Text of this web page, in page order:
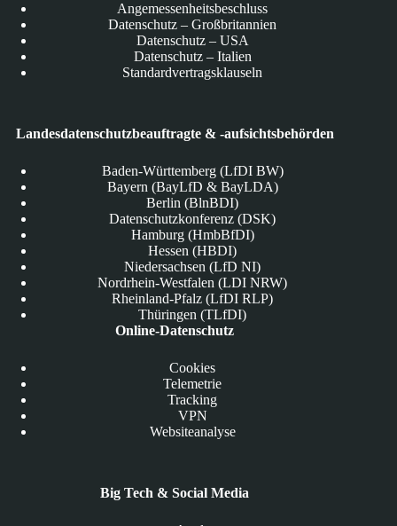
Angemessenheitsbeschluss
Datenschutz – Großbritannien
Datenschutz – USA
Datenschutz – Italien
Standardvertragsklauseln
Landesdatenschutzbeauftragte & -aufsichtsbehörden
Baden-Württemberg (LfDI BW)
Bayern (BayLfD & BayLDA)
Berlin (BlnBDI)
Datenschutzkonferenz (DSK)
Hamburg (HmbBfDI)
Hessen (HBDI)
Niedersachsen (LfD NI)
Nordrhein-Westfalen (LDI NRW)
Rheinland-Pfalz (LfDI RLP)
Thüringen (TLfDI)
Online-Datenschutz
Cookies
Telemetrie
Tracking
VPN
Websiteanalyse
Big Tech & Social Media